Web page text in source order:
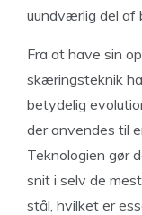
uundværlig del af
Fra at have sin
skæringsteknik
betydelig
der anvendes til
Teknologien gør
snit i selv de
stål, hvilket er